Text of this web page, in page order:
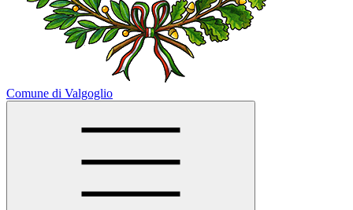
Comune di Valgoglio